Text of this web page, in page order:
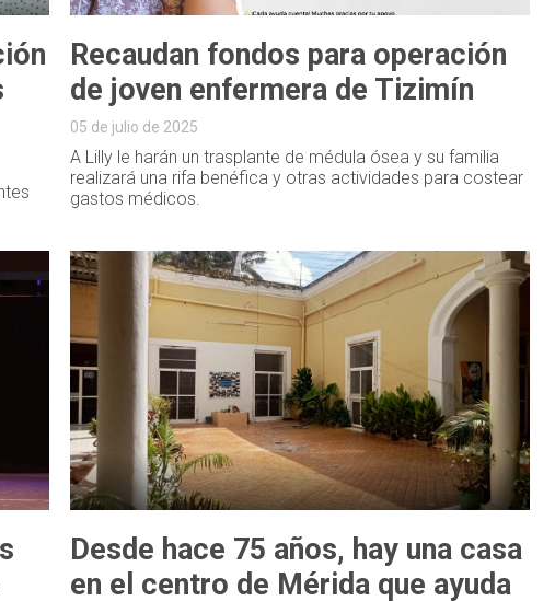
Recaudan fondos para operación
de joven enfermera de Tizimín
05 de julio de 2025
A Lilly le harán un trasplante de médula ósea y su familia
realizará una rifa benéfica y otras actividades para costear
gastos médicos.
Desde hace 75 años, hay una casa
en el centro de Mérida que ayuda